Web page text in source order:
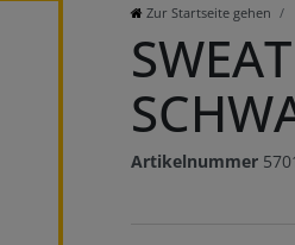
Zur Startseite gehen
Artikelnummer